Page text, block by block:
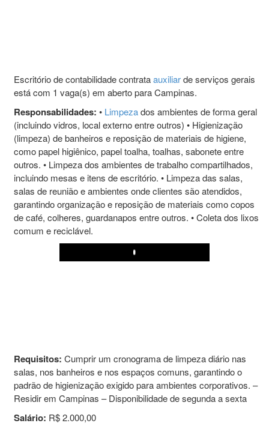
Escritório de contabilidade contrataauxiliarde serviços gerais
está com 1 vaga(s) em aberto para Campinas.
Responsabilidades: • Limpezados ambientes de forma geral
(incluindo vidros, local externo entre outros) • Higienização
(limpeza) de banheiros e reposição de materiais de higiene,
como papel higiênico, papel toalha, toalhas, sabonete entre
outros. • Limpeza dos ambientes de trabalho compartilhados,
incluindo mesas e itens de escritório. • Limpeza das salas,
salas de reunião e ambientes onde clientes são atendidos,
garantindo organização e reposição de materiais como copos
de café, colheres, guardanapos entre outros. • Coleta dos lixos
comum e reciclável.
Play
Requisitos: Cumprir um cronograma de limpeza diário nas
salas, nos banheiros e nos espaços comuns, garantindo o
padrão de higienização exigido para ambientes corporativos. –
Residir em Campinas – Disponibilidade de segunda a sexta
Salário: R$ 2.000,00